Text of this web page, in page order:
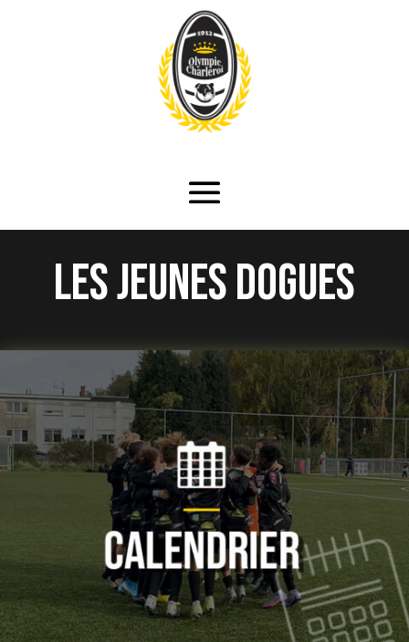
Les jeunes dogues